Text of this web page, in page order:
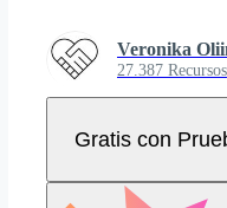
Veronika
27.387 Recursos
Gratis con